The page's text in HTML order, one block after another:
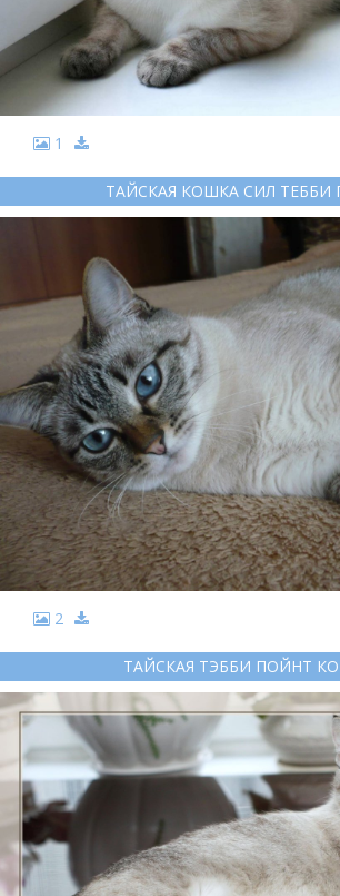
1
ТАЙСКАЯ КОШКА СИЛ ТЕББИ
2
ТАЙСКАЯ ТЭББИ ПОЙНТ